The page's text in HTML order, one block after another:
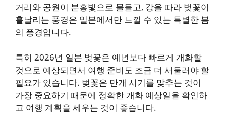
거리와 공원이 분홍빛으로 물들고, 강을 따라 벚꽃이
흩날리는 풍경은 일본에서만 느낄 수 있는 특별한 봄
의 풍경입니다.
특히 2026년 일본 벚꽃은 예년보다 빠르게 개화할
것으로 예상되면서 여행 준비도 조금 더 서둘러야 할
필요가 있습니다. 벚꽃은 만개 시기를 맞추는 것이
가장 중요하기 때문에 정확한 개화 예상일을 확인하
고 여행 계획을 세우는 것이 좋습니다.